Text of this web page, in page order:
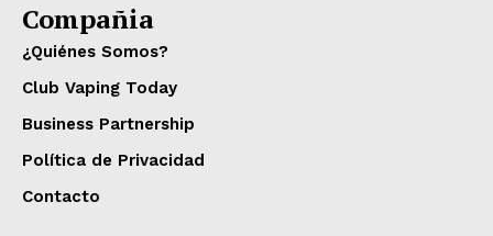
Compañia
¿Quiénes Somos?
Club Vaping Today
Business Partnership
Política de Privacidad
Contacto